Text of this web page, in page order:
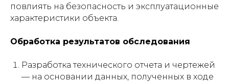
повлиять на безопасность и эксплуатационные
характеристики объекта.
Обработка результатов обследования
Разработка технического отчета и чертежей
— на основании данных, полученных в ходе